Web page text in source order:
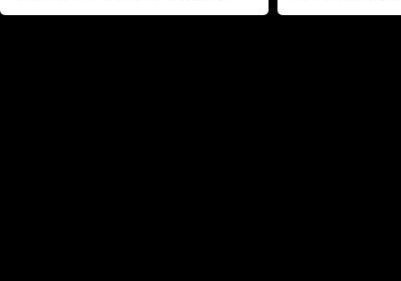
Pottera přišla s ráznou
přichází s